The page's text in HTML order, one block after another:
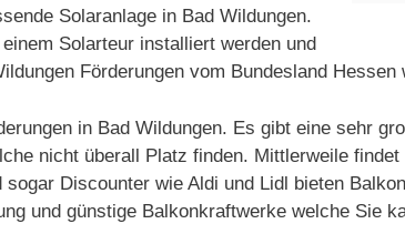
Solaranlage in Bad Wildungen.
Solarteur installiert werden und
Förderungen vom Bundesland
in Bad Wildungen. Es gibt eine sehr
nicht überall Platz finden. Mittlerweile
Discounter wie Aldi und Lidl bieten
und günstige Balkonkraftwerke welche Sie